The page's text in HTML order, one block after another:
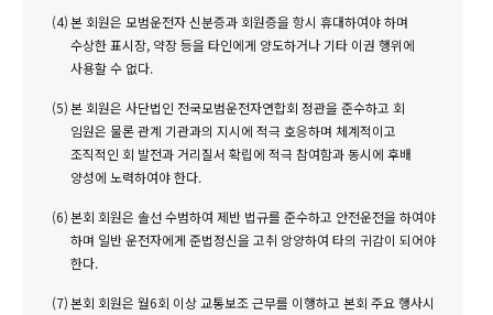
(4)본 회원은 모범운전자 신분증과 회원증을 항시 휴대하여야 하며
수상한 표시장, 약장 등을 타인에게 양도하거나 기타 이권 행위에
사용할 수 없다.
(5)본 회원은 사단법인 전국모범운전자연합회 정관을 준수하고 회
임원은 물론 관계 기관과의 지시에 적극 호응하며 체계적이고
조직적인 회 발전과 거리질서 확립에 적극 참여함과 동시에 후배
양성에 노력하여야 한다.
(6)본회 회원은 솔선 수범하여 제반 법규를 준수하고 안전운전을 하여야
하며 일반 운전자에게 준법정신을 고취 앙양하여 타의 귀감이 되어야
한다.
(7)본회 회원은 월6회 이상 교통보조 근무를 이행하고 본회 주요 행사시